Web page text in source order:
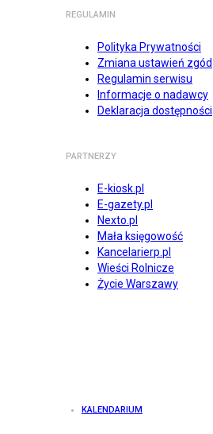
REGULAMIN
Polityka Prywatności
Zmiana ustawień zgód
Regulamin serwisu
Informacje o nadawcy
Deklaracja dostępności
PARTNERZY
E-kiosk.pl
E-gazety.pl
Nexto.pl
Mała księgowość
Kancelarierp.pl
Wieści Rolnicze
Życie Warszawy
KALENDARIUM